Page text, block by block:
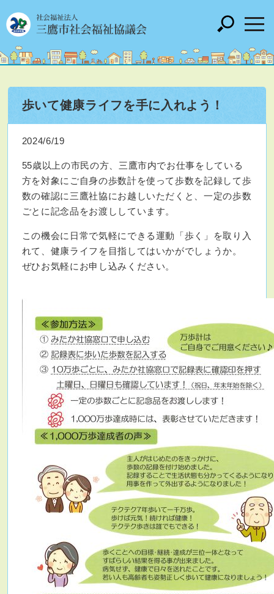
歩いて健康ライフを手に入れよう！
2024/6/19
55歳以上の市民の方、三鷹市内でお仕事をしている
方を対象にご自身の歩数計を使って歩数を記録して歩
数の確認に三鷹社協にお越しいただくと、一定の歩数
ごとに記念品をお渡ししています。
この機会に日常で気軽にできる運動「歩く」を取り入
れて、健康ライフを目指してはいかがでしょうか。
ぜひお気軽にお申し込みください。